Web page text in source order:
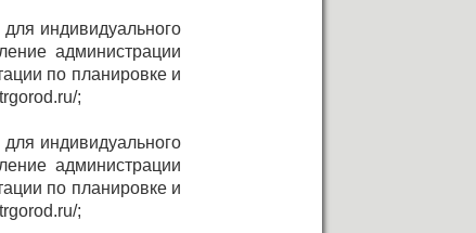
индивидуального
администрации
по планировке и
;
индивидуального
администрации
по планировке и
;